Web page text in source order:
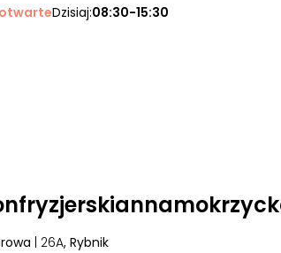
Dzisiaj:08:30-15:30
| 26A, Rybnik